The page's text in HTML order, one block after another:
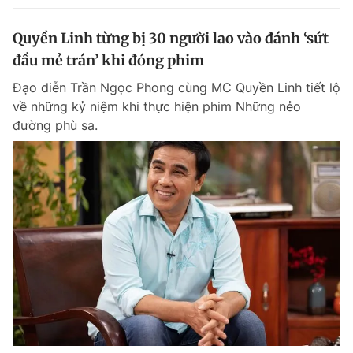
Quyền Linh từng bị 30 người lao vào đánh ‘sứt
đầu mẻ trán’ khi đóng phim
Đạo diễn Trần Ngọc Phong cùng MC Quyền Linh tiết lộ
về những kỷ niệm khi thực hiện phim Những nẻo
đường phù sa.